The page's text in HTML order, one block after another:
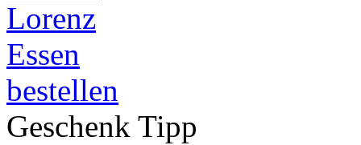
Lorenz
Essen
bestellen
Geschenk Tipp